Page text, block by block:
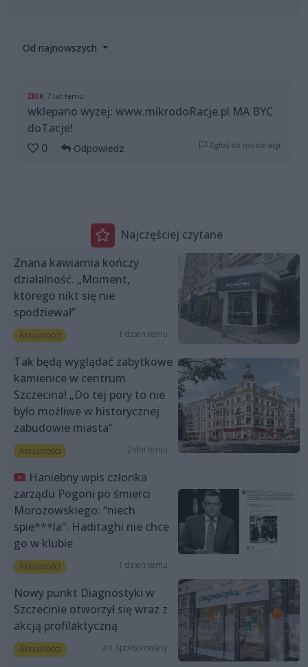
Od najnowszych
ŻBIK 7 lat temu
wklepano wyzej: www.mikrodoRacje.pl MA BYC
doTacje!
0
Odpowiedz Zgłoś do moderacji
Najczęściej czytane
Znana kawiarnia kończy
działalność. „Moment,
którego nikt się nie
spodziewał”
Aktualności 1 dzień temu
Tak będą wyglądać zabytkowe
kamienice w centrum
Szczecina! „Do tej pory to nie
było możliwe w historycznej
zabudowie miasta”
Aktualności 2 dni temu
Haniebny wpis członka
zarządu Pogoni po śmierci
Morozowskiego: “niech
spie***la”. Haditaghi nie chce
go w klubie
Aktualności 1 dzień temu
Nowy punkt Diagnostyki w
Szczecinie otworzył się wraz z
akcją profilaktyczną
Aktualności art. sponsorowany